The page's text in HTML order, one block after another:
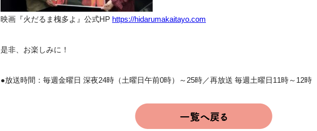
映画『火だるま槐多よ』公式HP https://hidarumakaitayo.com
是非、お楽しみに！
●放送時間：毎週金曜日 深夜24時（土曜日午前0時）～25時／再放送 毎週土曜日11時～12時